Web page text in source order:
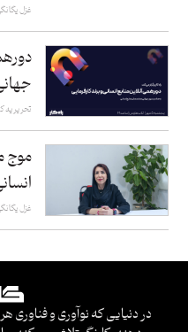
غزل
تحریریه
موج
غزل
در دنیایی که نوآوری و فناوری